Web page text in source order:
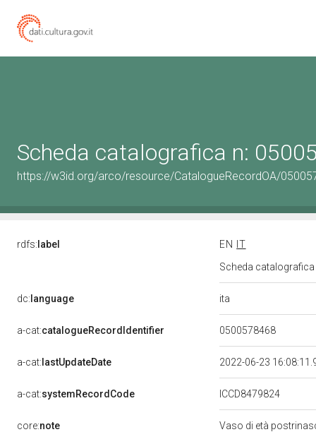
Scheda catalografica n:
https://w3id.org/arco/resource/CatalogueRecordOA/
rdfs: label EN
IT
Scheda
dc: language ita
a-cat:catalogueRecordIdentifier 0500578468
a-cat: lastUpdateDate 2022-06-23
a-cat:systemRecordCode ICCD8479824
core:note Vaso di età